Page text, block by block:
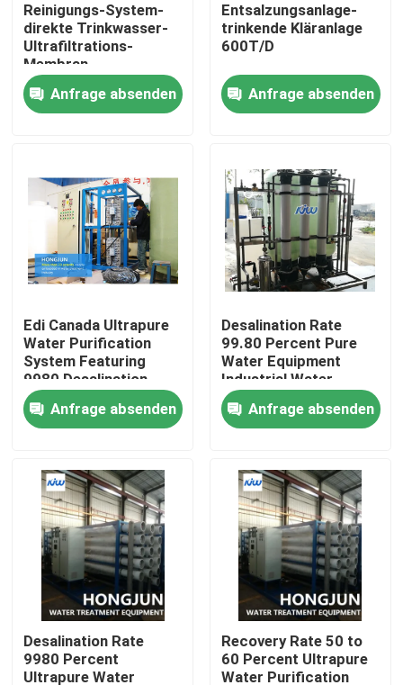
Produkte
Über uns
Fabrik-Ausflug
Qualitätskontrolle
Nachrichten
Fälle
Brauchwasserreinigungsausrüstung
Umkehr-Osmose-Wasseraufbereitungs-Ausrüstung
Reinigungs-System-
direkte Trinkwasser-
Ultrafiltrations-
Membran-
Behandlungs-
Ausrüstung des
Reinstwasser-2200t/D
Anfrage absenden
Entsalzungsanlage-
trinkende Kläranlage
600T/D
Anfrage absenden
Edi Canada Ultrapure
Water Purification
System Featuring
9980 Desalination
Rate and CNP Or
Pump Ideal for
Laboratories
Anfrage absenden
Desalination Rate
99.80 Percent Pure
Water Equipment
Industrial Water
Treatment System for
Commercial
Anfrage absenden
Desalination Rate
9980 Percent
Ultrapure Water
Recovery Rate 50 to
60 Percent Ultrapure
Water Purification